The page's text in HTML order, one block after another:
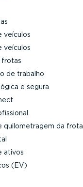
veículos
veículos
frotas
de trabalho
e segura
quilo­me­tragem da frota
ativos
(EV)